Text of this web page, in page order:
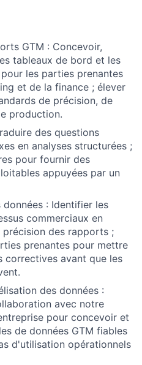
GTM : Concevoir,
tableaux de bord et les
les parties prenantes
et de la finance ; élever
de précision, de
production.
des questions
en analyses structurées ;
pour fournir des
appuyées par un
: Identifier les
commerciaux en
des rapports ;
prenantes pour mettre
correctives avant que les
des données :
avec notre
pour concevoir et
de données GTM fiables
d'utilisation opérationnels